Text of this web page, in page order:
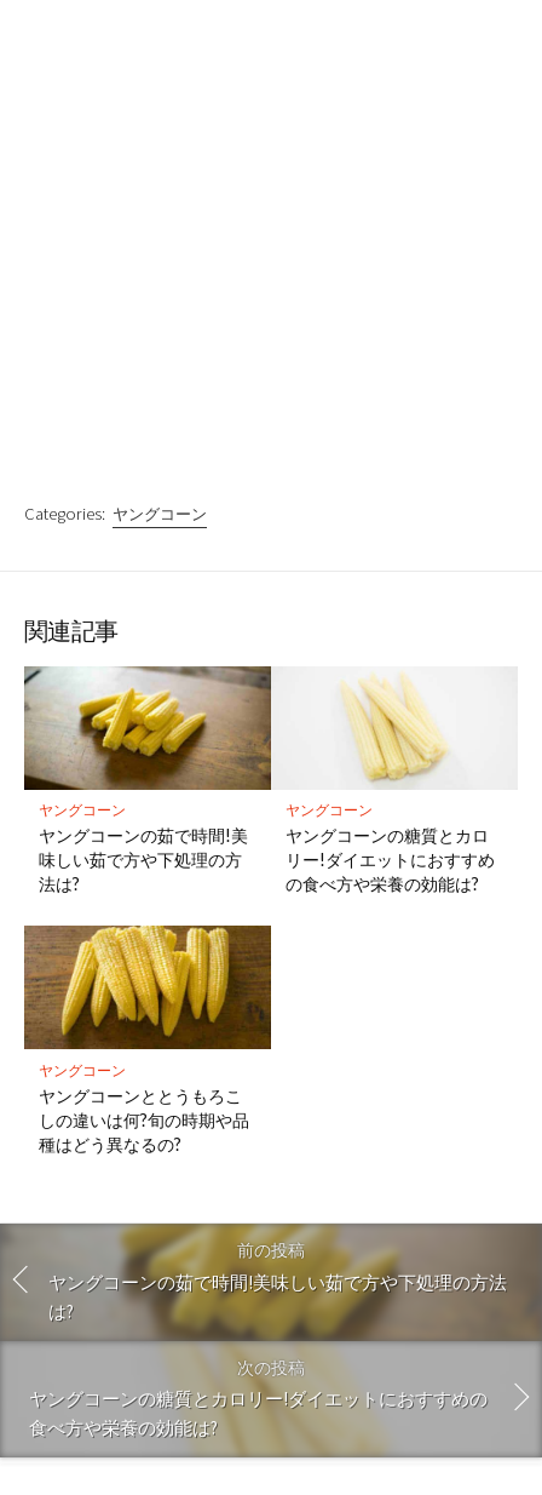
Categories: ヤングコーン
関連記事
ヤングコーン
ヤングコーンの茹で時間!美
味しい茹で方や下処理の方
法は?
ヤングコーン
ヤングコーンの糖質とカロ
リー!ダイエットにおすすめ
の食べ方や栄養の効能は?
ヤングコーン
ヤングコーンととうもろこ
しの違いは何?旬の時期や品
種はどう異なるの?
前の投稿
ヤングコーンの茹で時間!美味しい茹で方や下処理の方法
は?
次の投稿
ヤングコーンの糖質とカロリー!ダイエットにおすすめの
食べ方や栄養の効能は?